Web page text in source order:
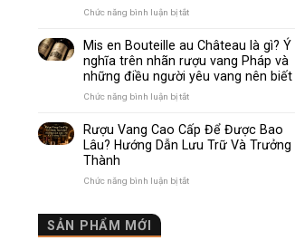
10
Điểm
So
Dễ
Cho
Người
Chức năng bình luận bị tắtở
Lalande
de
Pomerol:
nhau
và
Mis en Bouteille au Château là gì? Ý
nghĩa trên nhãn rượu vang Pháp và
những điều người yêu vang nên biết
Chức năng bình luận bị tắtở
en
Bouteille
au
Rượu Vang Cao Cấp Để Được Bao
Lâu? Hướng Dẫn Lưu Trữ Và Trưởng
Thành
Chức năng bình luận bị tắtở
SẢN PHẨM MỚI